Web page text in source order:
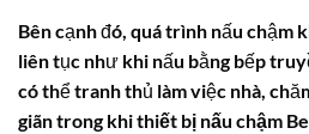
Bên cạnh đó, quá trình nấu chậm
liên tục như khi nấu bằng bếp
có thể tranh thủ làm việc nhà,
giãn trong khithiết bị nấu chậm